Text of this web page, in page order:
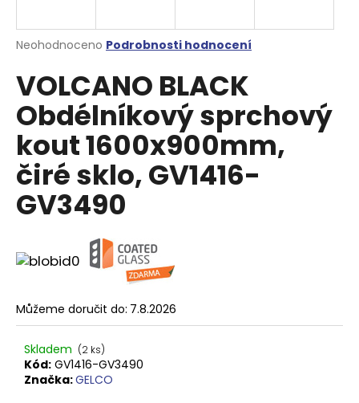
Průměrné
produktu
je
0,0
z
5
hvězdiček.
Neohodnoceno Podrobnosti hodnocení
VOLCANO BLACK
Obdélníkový sprchový
kout 1600x900mm,
čiré sklo, GV1416-
GV3490
Můžeme doručit do: 7.8.2026
Skladem (2 ks)
Kód: GV1416-GV3490
Značka:GELCO
j
t
?
HLEDAT
D
o
r
u
č
u